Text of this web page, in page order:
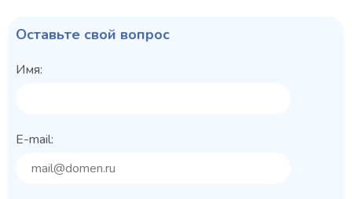
Оставьте свой вопрос
Имя:
E-mail: